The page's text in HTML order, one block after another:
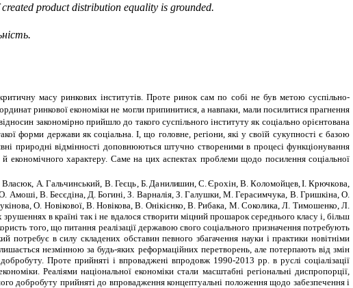
product distribution equality is grounded.
масу ринкових інститутів. Проте ринок сам по собі не був метою суспільно-
ринкової економіки не могли припинитися, а навпаки, мали посилитися прагнення
закономірно прийшло до такого суспільного інституту як соціально орієнтована
форми держави як соціальна. І, що головне, регіони, які у своїй сукупності є базою
природні відмінності доповнюються штучно створеними в процесі функціонування
й економічного характеру. Саме на цих аспектах проблеми щодо посилення соціальної
Власюк, А. Гальчинський В. Геєць Б. Данилишин С. Єрохін В Коломойцев, І. Крючкова
Амоші, В. Бесєдіна, Д. Богині, З. Варналія, З. Галушки, М. Герасимчука, В. Гришкіна, О.
О. Новікової, В. Новікова, В. Онікієнко, В. Рибака, М. Соколика, Л. Тимошенко, Л.
в країні так і не вдалося створити міцний прошарок середнього класу і, більш
того, що питання реалізації державою свого соціального призначення потребують
потребує в силу складених обставин певного збагачення науки і практики новітніми
незмінною за будь-яких реформаційних перетворень, але потерпають від змін
Проте прийняті і впроваджені впродовж 1990-2013 рр. в руслі соціалізації
Реаліями національної економіки стали масштабні регіональні диспропорції,
добробуту прийняті до впровадження концептуальні положення щодо забезпечення і